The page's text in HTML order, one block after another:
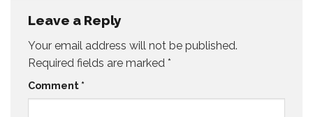
Leave a Reply
Your email address will not be published.
Required fields are marked *
Comment *